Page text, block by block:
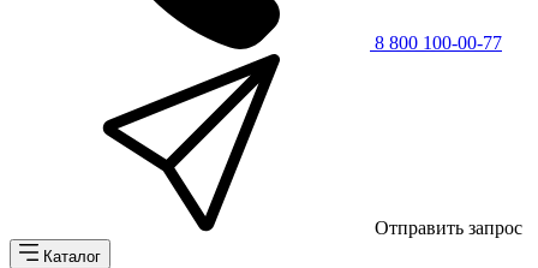
8 800 100-00-77
Отправить запрос
Каталог